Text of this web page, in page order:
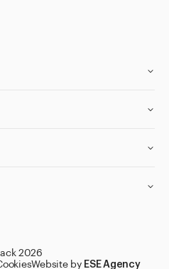
2026
Website by ESE Agency